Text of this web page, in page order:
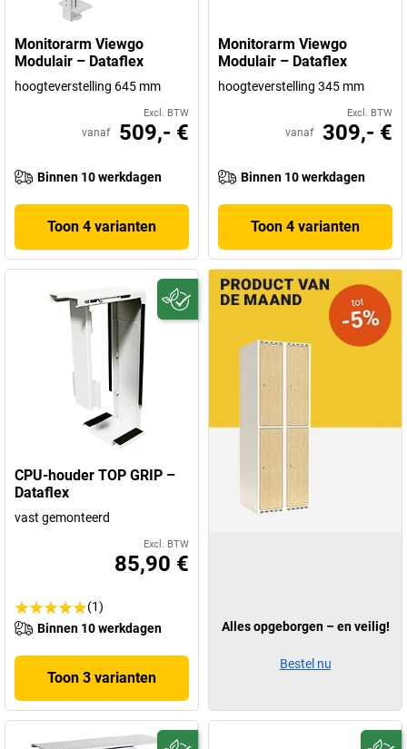
Monitorarm Viewgo
Modulair – Dataflex
hoogteverstelling 645 mm
Excl. BTW
vanaf 509,- €
Binnen 10 werkdagen
Toon 4 varianten
Monitorarm Viewgo
Modulair – Dataflex
hoogteverstelling 345 mm
Excl. BTW
vanaf 309,- €
Binnen 10 werkdagen
Toon 4 varianten
CPU-houder TOP GRIP –
Dataflex
vast gemonteerd
Excl. BTW
85,90 €
(1)
Binnen 10 werkdagen
Toon 3 varianten
Alles opgeborgen – en veilig!
Bestel nu